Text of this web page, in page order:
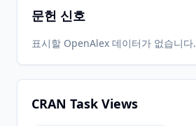
CRAN
문헌 신호
표시할 OpenAlex 데이터가 없습니다.
CRAN Task Views